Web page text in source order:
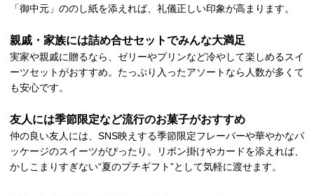
「御中元」ののし紙を添えれば、礼儀正しい印象が高まります。
親戚・家族には詰め合せセットでみんな大満足
実家や親戚に贈るなら、ゼリーやプリンなど冷やして楽しめるスイ
ーツセットがおすすめ。たっぷり入ったアソートなら人数が多くて
も安心です。
友人には季節限定など流行のお菓子がおすすめ
仲の良い友人には、SNS映えする季節限定フレーバーや華やかなパ
ッケージのスイーツがぴったり。リボン掛けやカードを添えれば、
かしこまりすぎない“夏のプチギフト”として気軽に渡せます。